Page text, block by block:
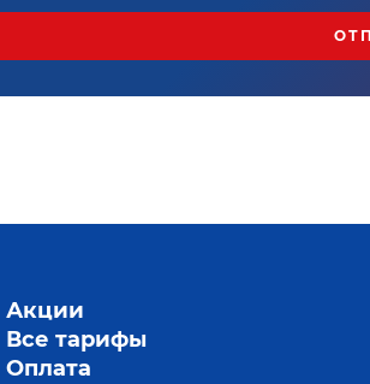
Акции
Все тарифы
Оплата